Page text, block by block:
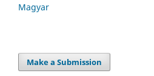
Magyar
Make a Submission